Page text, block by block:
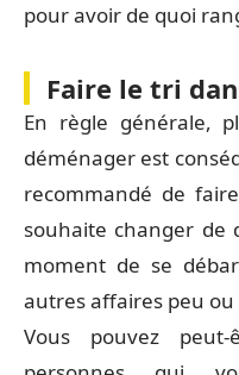
pour avoir de quoi
Faire le tri
En règle générale,
déménager est
recommandé de
souhaite changer de
moment de se
autres affaires peu
Vous pouvez